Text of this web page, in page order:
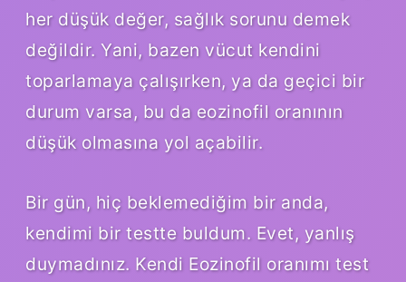
her düşük değer, sağlık sorunu demek
değildir. Yani, bazen vücut kendini
toparlamaya çalışırken, ya da geçici bir
durum varsa, bu da eozinofil oranının
düşük olmasına yol açabilir.
Bir gün, hiç beklemediğim bir anda,
kendimi bir testte buldum. Evet, yanlış
duymadınız. Kendi Eozinofil oranımı test